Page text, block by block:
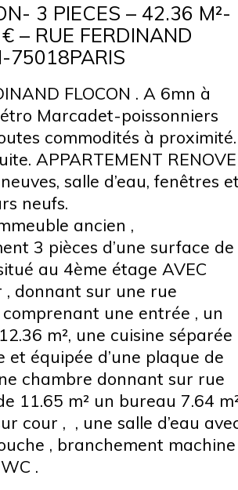
3 PIECES – 42.36 M²-
– RUE FERDINAND
75018PARIS
FLOCON . A 6mn à
Marcadet-poissonniers
commodités à proximité.
APPARTEMENT
salle d’eau, fenêtres
neufs.
ancien ,
3 pièces d’une surface de
au 4ème étage AVEC
, donnant sur une rue
une entrée , un
m², une cuisine séparée
et équipée d’une plaque de
chambre donnant sur rue
11.65 m² un bureau 7.64
cour , , une salle d’eau
, branchement machine
.